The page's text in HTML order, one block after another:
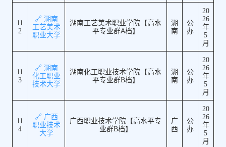
11
2
🔗 湖南
工艺美术
职业大学
湖南工艺美术职业学院【高水
平专业群A档】
湖
南
公
办
20
26
年
5
月
11
3
🔗 湖南
化工职业
技术大学
湖南化工职业技术学院【高水
平专业群B档】
湖
南
公
办
20
26
年
5
月
11
4
🔗 广西
职业技术
大学
广西职业技术学院【高水平专
业群B档】
广
西
公
办
20
26
年
5
月